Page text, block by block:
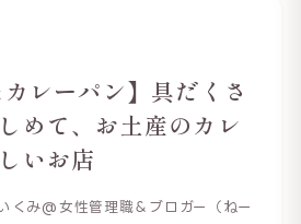
カレーパン】具だくさ
めて、お土産のカレ
いお店
くみ@女性管理職＆ブロガー（ねー